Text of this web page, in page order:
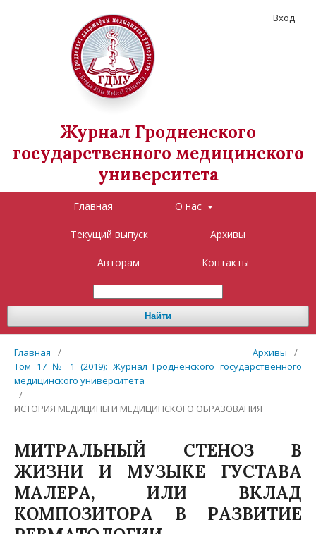
Журнал Гродненского
государственного медицинского
университета
Главная О нас
Текущий выпуск Архивы
Авторам Контакты
Найти
Вход
Главная / Архивы
/
Том 17 № 1 (2019): Журнал Гродненского государственного
медицинского университета
/
ИСТОРИЯ МЕДИЦИНЫ И МЕДИЦИНСКОГО ОБРАЗОВАНИЯ
МИТРАЛЬНЫЙ СТЕНОЗ В
ЖИЗНИ И МУЗЫКЕ ГУСТАВА
МАЛЕРА, ИЛИ ВКЛАД
КОМПОЗИТОРА В РАЗВИТИЕ